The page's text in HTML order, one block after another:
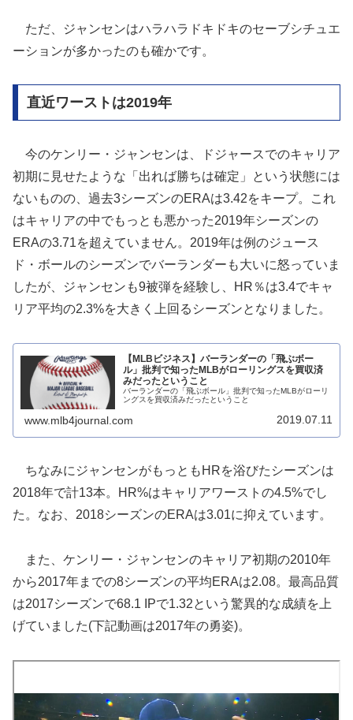
ただ、ジャンセンはハラハラドキドキのセーブシチュエ
ーションが多かったのも確かです。
直近ワーストは2019年
今のケンリー・ジャンセンは、ドジャースでのキャリア
初期に見せたような「出れば勝ちは確定」という状態には
ないものの、過去3シーズンのERAは3.42をキープ。これ
はキャリアの中でもっとも悪かった2019年シーズンの
ERAの3.71を超えていません。2019年は例のジュース
ド・ボールのシーズンでバーランダーも大いに怒っていま
したが、ジャンセンも9被弾を経験し、HR％は3.4でキャ
リア平均の2.3%を大きく上回るシーズンとなりました。
【MLBビジネス】バーランダーの「飛ぶボー
ル」批判で知ったMLBがローリングスを買収済
みだったということ
バーランダーの「飛ぶボール」批判で知ったMLBがローリ
ングスを買収済みだったということ
www.mlb4journal.com 2019.07.11
ちなみにジャンセンがもっともHRを浴びたシーズンは
2018年で計13本。HR%はキャリアワーストの4.5%でし
た。なお、2018シーズンのERAは3.01に抑えています。
また、ケンリー・ジャンセンのキャリア初期の2010年
から2017年までの8シーズンの平均ERAは2.08。最高品質
は2017シーズンで68.1 IPで1.32という驚異的な成績を上
げていました(下記動画は2017年の勇姿)。